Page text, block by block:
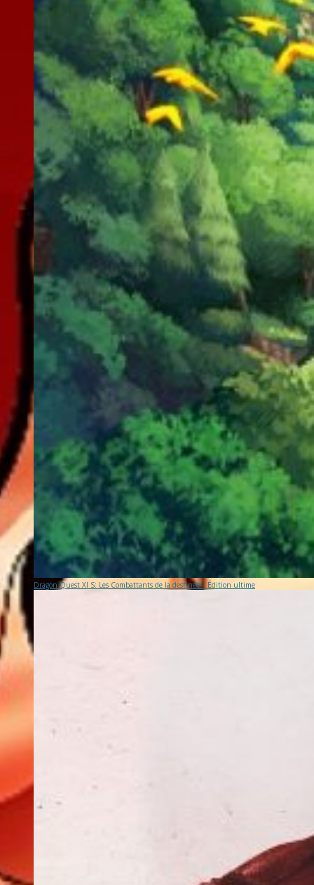
Dragon Quest XI S: Les Combattants de la destinée – Édition ultime